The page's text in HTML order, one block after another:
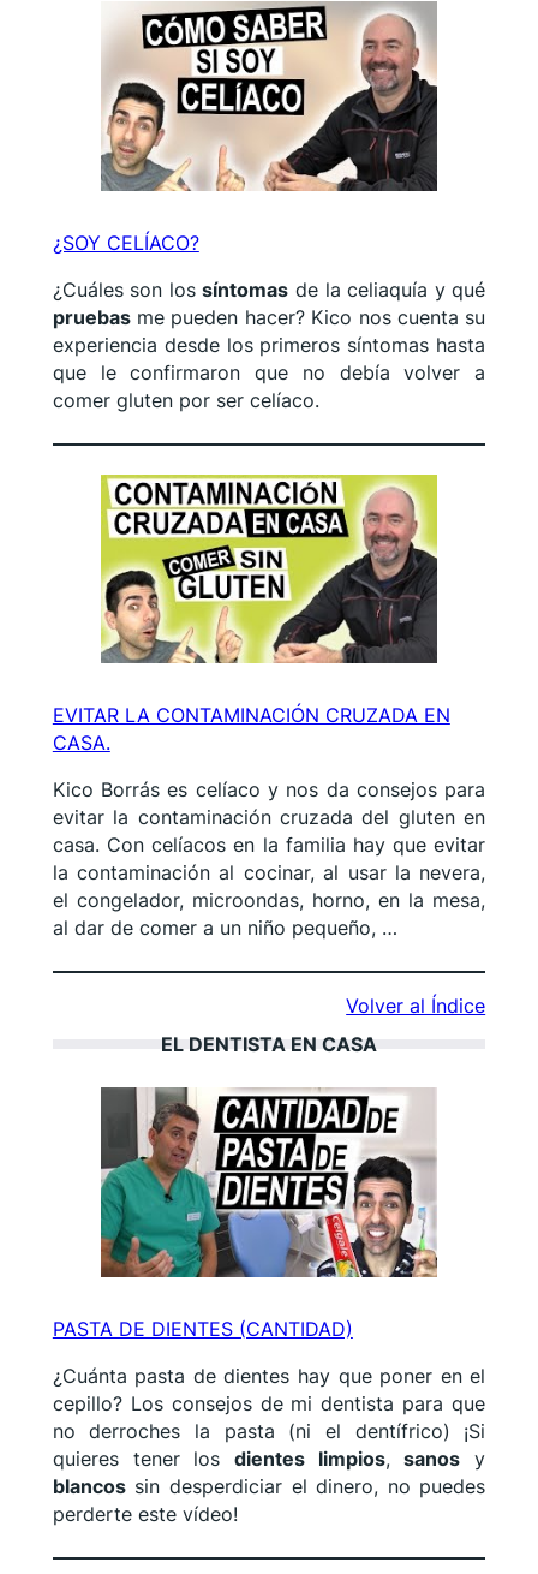
¿SOY CELÍACO?
¿Cuáles son lossíntomas de la celiaquía y qué
pruebasme pueden hacer? Kico nos cuenta su
experiencia desde los primeros síntomas hasta
que le confirmaron que no debía volver a
comer gluten por ser celíaco.
EVITAR LA CONTAMINACIÓN CRUZADA EN
CASA.
Kico Borrás es celíaco y nos da consejos para
evitar la contaminación cruzada del gluten en
casa. Con celíacos en la familia hay que evitar
la contaminación al cocinar, al usar la nevera,
el congelador, microondas, horno, en la mesa,
al dar de comer a un niño pequeño, …
Volver al Índice
EL DENTISTA EN CASA
PASTA DE DIENTES (CANTIDAD)
¿Cuánta pasta de dientes hay que poner en el
cepillo? Los consejos de mi dentista para que
no derroches la pasta (ni el dentífrico) ¡Si
quieres tener los dientes limpios,sanos y
blancossin desperdiciar el dinero, no puedes
perderte este vídeo!